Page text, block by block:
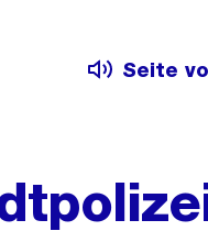
Seite